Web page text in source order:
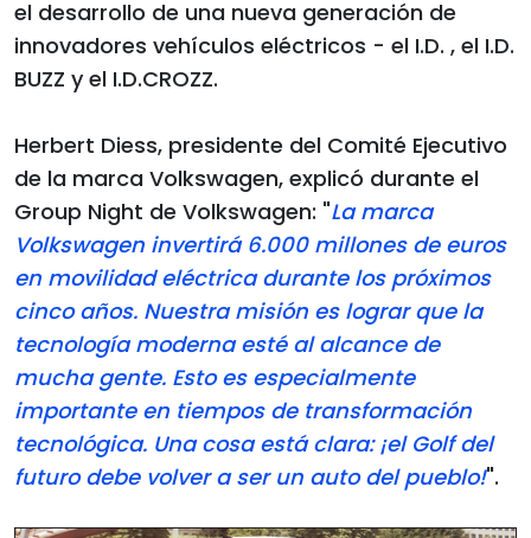
el desarrollo de una nueva generación de
innovadores vehículos eléctricos - el I.D. , el I.D.
BUZZ y el I.D.CROZZ.
Herbert Diess, presidente del Comité Ejecutivo
de la marca Volkswagen, explicó durante el
Group Night de Volkswagen: "La marca
Volkswagen invertirá 6.000 millones de euros
en movilidad eléctrica durante los próximos
cinco años. Nuestra misión es lograr que la
tecnología moderna esté al alcance de
mucha gente. Esto es especialmente
importante en tiempos de transformación
tecnológica. Una cosa está clara: ¡el Golf del
futuro debe volver a ser un auto del pueblo!".